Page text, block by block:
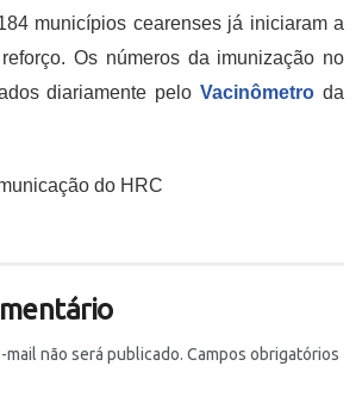
municípios cearenses já iniciaram a
Os números da imunização no
diariamente peloVacinômetro da
do HRC
não será publicado. Campos obrigatórios